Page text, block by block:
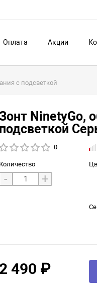
Оплата Акции
с подсветкой
Зонт NinetyGo,
подсветкой
0
Количество
- +
2 490 ₽